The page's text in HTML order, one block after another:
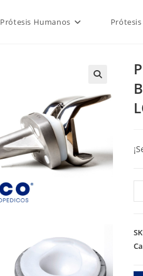
Prótesis Humanos
/